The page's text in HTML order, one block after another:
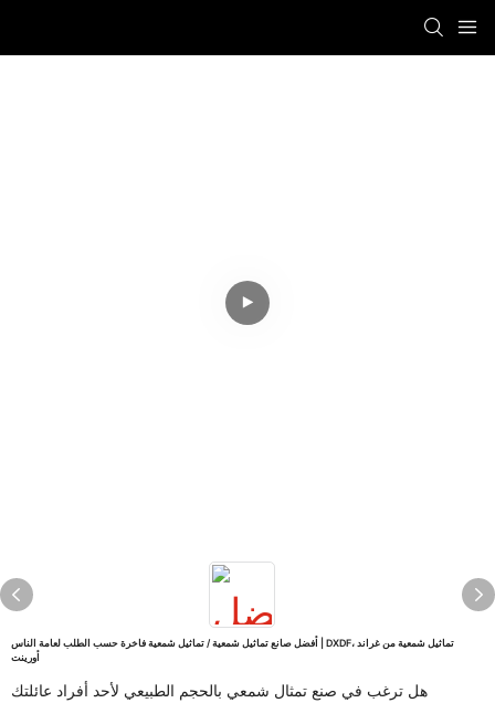
أفضل صانع تماثيل شمعية / تماثيل شمعية فاخرة حسب الطلب لعامة الناس | DXDF، تماثيل شمعية من غراند
أورينت
هل ترغب في صنع تمثال شمعي بالحجم الطبيعي لأحد أفراد عائلتك